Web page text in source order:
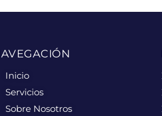
Inicio
Servicios
Sobre Nosotros